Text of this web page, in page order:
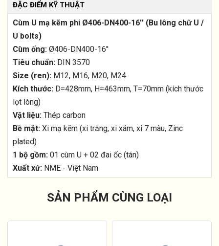
ĐẶC ĐIỂM KỸ THUẬT
Cùm U mạ kẽm phi Ø406-DN400-16'' (Bu lông chữ U /
U bolts)
Cùm ống: Ø406-DN400-16''
Tiêu chuẩn: DIN 3570
Size (ren): M12, M16, M20, M24
Kích thước: D=428mm, H=463mm, T=70mm (kích thước
lọt lòng)
Vật liệu: Thép carbon
Bề mặt: Xi mạ kẽm (xi trắng, xi xám, xi 7 màu, Zinc
plated)
1 bộ gồm: 01 cùm U + 02 đai ốc (tán)
Xuất xứ: NME - Việt Nam
SẢN PHẨM CÙNG LOẠI